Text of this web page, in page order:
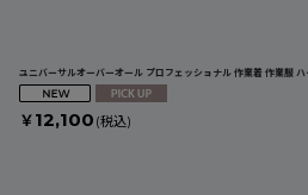
ユニバーサルオーバーオール プロフェッショナル 作業着 作業服
￥ 12,100 (税込)